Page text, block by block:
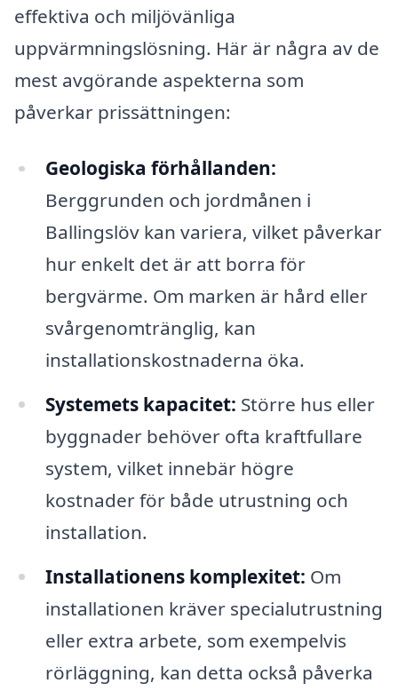
effektiva och miljövänliga
uppvärmningslösning. Här är några av de
mest avgörande aspekterna som
påverkar prissättningen:
Geologiska förhållanden:
Berggrunden och jordmånen i
Ballingslöv kan variera, vilket påverkar
hur enkelt det är att borra för
bergvärme. Om marken är hård eller
svårgenomtränglig, kan
installationskostnaderna öka.
Systemets kapacitet: Större hus eller
byggnader behöver ofta kraftfullare
system, vilket innebär högre
kostnader för både utrustning och
installation.
Installationens komplexitet: Om
installationen kräver specialutrustning
eller extra arbete, som exempelvis
rörläggning, kan detta också påverka